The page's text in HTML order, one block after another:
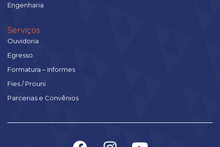
Engenharia
Serviços
Ouvidoria
Egresso
Formatura – Informes
Fies / Prouni
Parcerias e Convênios